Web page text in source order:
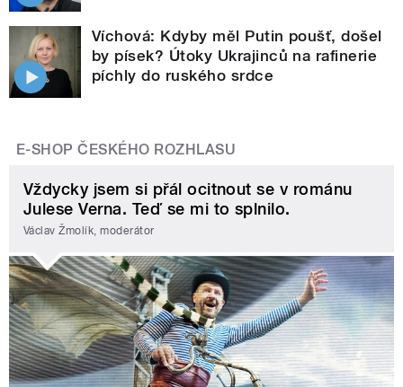
Víchová: Kdyby měl Putin poušť, došel
by písek? Útoky Ukrajinců na rafinerie
píchly do ruského srdce
E-SHOP ČESKÉHO ROZHLASU
Vždycky jsem si přál ocitnout se v románu
Julese Verna. Teď se mi to splnilo.
Václav Žmolík, moderátor